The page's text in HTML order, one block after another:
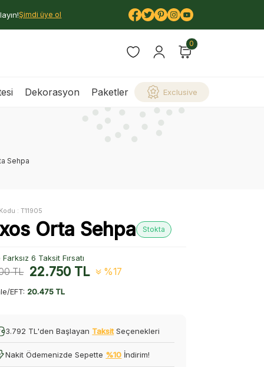
Şimdi üye ol
0
Dekorasyon Paketler Exclusive
Sehpa
:T11905
Orta Sehpa Stokta
6 Taksit Fırsatı
TL 22.750TL %17
EFT: 20.475 TL
3.792 TL'den Başlayan Taksit Seçenekleri
Nakit Ödemenizde Sepette %10 İndirim!